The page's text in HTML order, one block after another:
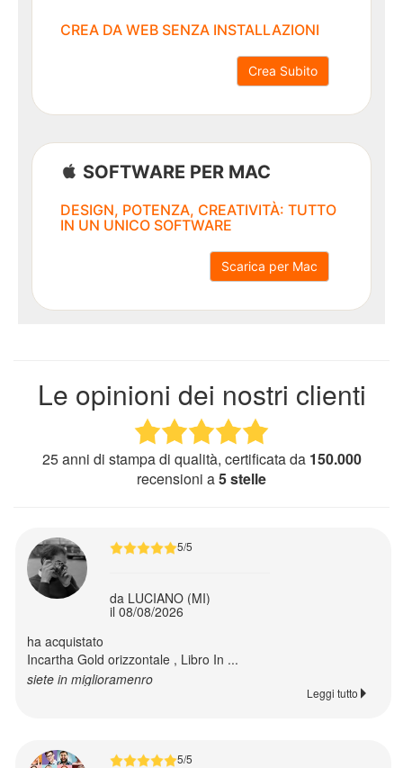
Borracce
personalizzate
Grembiuli
Cucina
Cuscini
Pertachiavi
personalizzati
personalizzati
CREA DA WEB SENZA INSTALLAZIONI
Crea Subito
SOFTWARE PER MAC
DESIGN, POTENZA, CREATIVITÀ: TUTTO
IN UN UNICO SOFTWARE
Scarica per Mac
Le opinioni dei nostri clienti
25 anni di stampa di qualità, certificata da 150.000
recensioni a5 stelle
5/5
da LUCIANO (MI)
il 08/08/2026
ha acquistato
Incartha Gold orizzontale , Libro In ...
siete in miglioramenro
Leggi tutto
5/5